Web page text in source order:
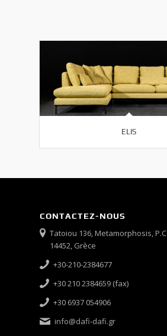
ELIS
CONTACTEZ-NOUS
Tatoiou 136, Metamorphosis, P.C
14452, Grèce
+30-210-2384677
+30 210 2384659 (fax)
+30 6937 054906
info@dafi-dafi.gr